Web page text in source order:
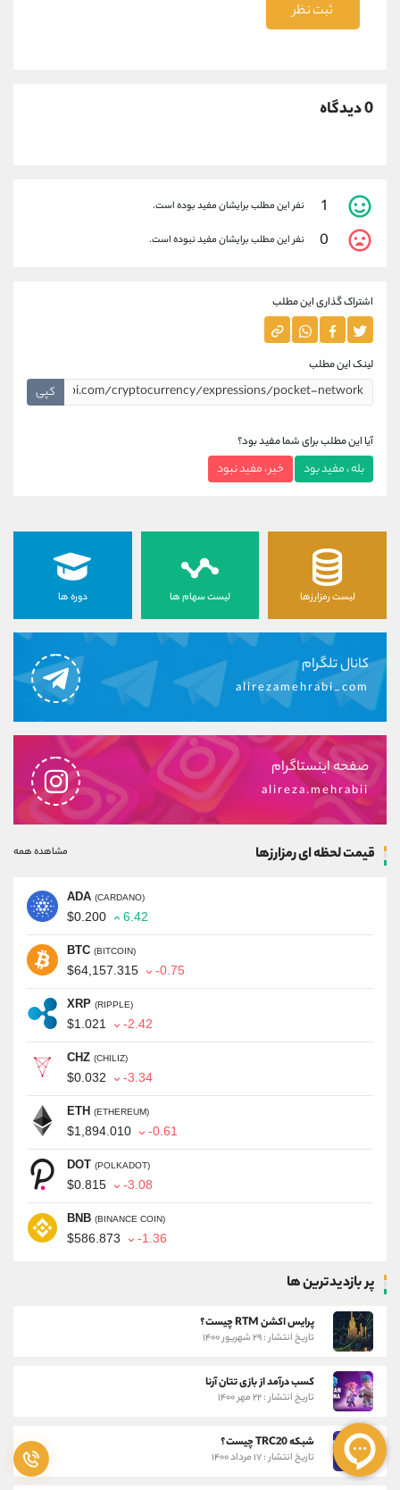
ثبت نظر
0 دیدگاه
1 نفر این مطلب برایشان مفید بوده است.
0 نفر این مطلب برایشان مفید نبوده است.
اشتراک گذاری این مطلب
لینک این مطلب
کپی
آیا این مطلب برای شما مفید بود؟
بله ، مفید بود خیر ، مفید نبود
لیست رمزارزها لیست سهام ها دوره ها
کانال تلگرام
alirezamehrabi_com
صفحه اینستاگرام
alireza.mehrabii
قیمت لحظه ای رمزارزها مشاهده همه
ADA (CARDANO)
$0.200 6.42
BTC (BITCOIN)
$64,157.315 -0.75
XRP (RIPPLE)
$1.021 -2.42
CHZ (CHILIZ)
$0.032 -3.34
ETH (ETHEREUM)
$1,894.010 -0.61
DOT (POLKADOT)
$0.815 -3.08
BNB (BINANCE COIN)
$586.873 -1.36
پر بازدیدترین ها
پرایس اکشن RTM چیست؟
تاریخ انتشار : ۲۹ شهریور ۱۴۰۰
کسب درآمد از بازی تتان آرنا
تاریخ انتشار : ۲۲ مهر ۱۴۰۰
شبکه TRC20 چیست؟
تاریخ انتشار : ۱۷ مرداد ۱۴۰۰